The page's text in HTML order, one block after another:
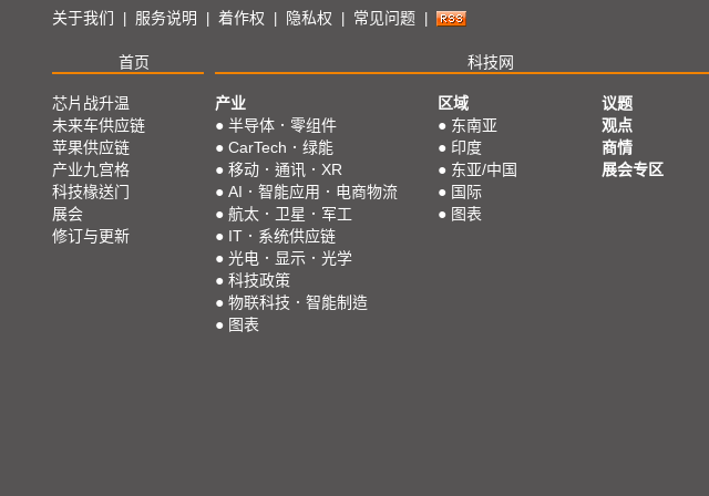
关于我们 服务说明 着作权 隐私权 常见问题
首页 科技网
芯片战升温
未来车供应链
苹果供应链
产业九宫格
科技椽送门
展会
修订与更新
产业
● 半导体．零组件
● CarTech．绿能
● 移动．通讯．XR
● AI．智能应用．电商物流
● 航太．卫星．军工
● IT．系统供应链
● 光电．显示．光学
● 科技政策
● 物联科技．智能制造
● 图表
区域
● 东南亚
● 印度
● 东亚/中国
● 国际
● 图表
议题
观点
商情
展会专区